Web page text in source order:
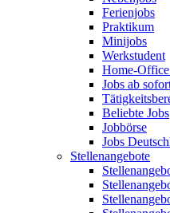
Ferienjobs
Praktikum
Minijobs
Werkstudent
Home-Office
Jobs ab
Beliebte Jobs
Jobbörse
Jobs
Stellenangebote